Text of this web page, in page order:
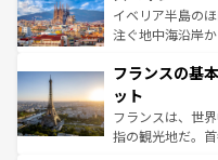
景など、自然景
ピザやパスタな
ませてくれるイ
なお、新着のイタ
しい。
イベリア半島の
注ぐ地中海沿岸
文化が根付くこ
れる闘牛、そし
る。首都マドリ
アートに溢れた
フランスの基
ット
フランスは、世
指の観光地だ。